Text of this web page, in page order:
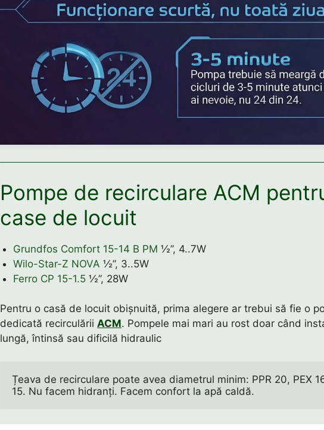
Pompe de recirculare ACM
case de locuit
Grundfos Comfort 15-14 B PM ½”, 4..7W
Wilo-Star-Z NOVA ½”, 3..5W
Ferro CP 15-1.5 ½”, 28W
Pentru o casă de locuit obișnuită, prima alegere ar trebui să fie o
dedicată recirculării ACM. Pompele mai mari au rost doar când
lungă, întinsă sau dificilă hidraulic
Țeava de recirculare poate avea diametrul minim: PPR 20, PEX
15. Nu facem hidranți. Facem confort la apă caldă.